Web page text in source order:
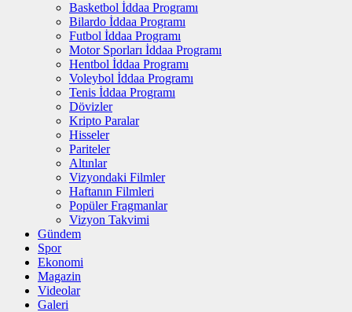
Basketbol İddaa Programı
Bilardo İddaa Programı
Futbol İddaa Programı
Motor Sporları İddaa Programı
Hentbol İddaa Programı
Voleybol İddaa Programı
Tenis İddaa Programı
Dövizler
Kripto Paralar
Hisseler
Pariteler
Altınlar
Vizyondaki Filmler
Haftanın Filmleri
Popüler Fragmanlar
Vizyon Takvimi
Gündem
Spor
Ekonomi
Magazin
Videolar
Galeri